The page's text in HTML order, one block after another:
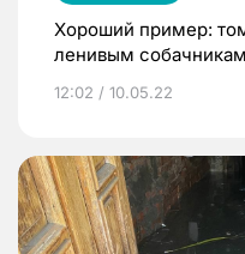
Хороший пример:
ленивым собачникам
12:02 / 10.05.22